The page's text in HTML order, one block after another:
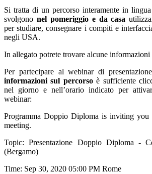
Si tratta di un percorso interamente in
svolgono nel pomeriggio e da casa
per studiare, consegnare i compiti e
negli USA.
In allegato potrete trovare alcune
Per partecipare al webinar di
informazioni sul percorsoè sufficiente
nel giorno e nell’orario indicato per
webinar:
Programma Doppio Diploma is inviting you
meeting.
Topic: Presentazione Doppio Diploma -
(Bergamo)
Time: Sep 30, 2020 05:00 PM Rome